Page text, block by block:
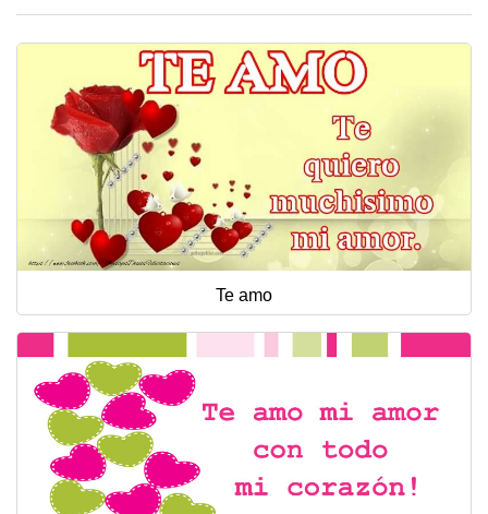
Te amo